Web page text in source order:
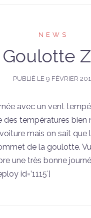
NEWS
Goulotte
PUBLIÉ LE 9 FÉVRIER
avec un vent
des températures bien
mais on sait que
de la goulotte.
une très bonne
id=’1115′]